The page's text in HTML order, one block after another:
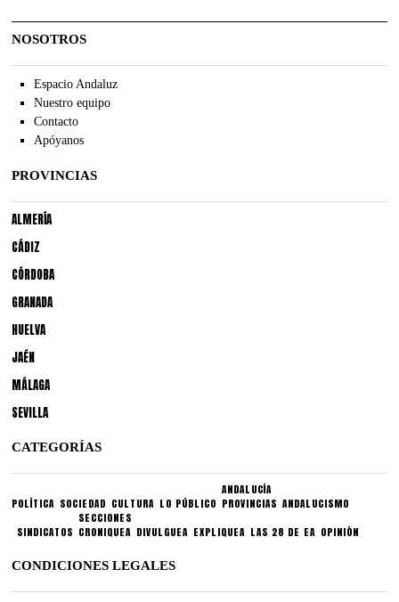
NOSOTROS
Espacio Andaluz
Nuestro equipo
Contacto
Apóyanos
PROVINCIAS
ALMERÍA
CÁDIZ
CÓRDOBA
GRANADA
HUELVA
JAÉN
MÁLAGA
SEVILLA
CATEGORÍAS
POLÍTICA SOCIEDAD CULTURA LO PÚBLICO
ANDALUCÍA
PROVINCIAS ANDALUCISMO
SINDICATOS
SECCIONES
CRONIQUEA DIVULGUEA EXPLIQUEA LAS 28 DE EA OPINIÓN
CONDICIONES LEGALES